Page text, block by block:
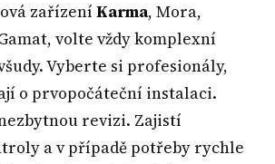
zařízení Karma, Mora,
volte vždy komplexní
Vyberte si profesionály,
o prvopočáteční instalaci.
revizi. Zajistí
a v případě potřeby rychle